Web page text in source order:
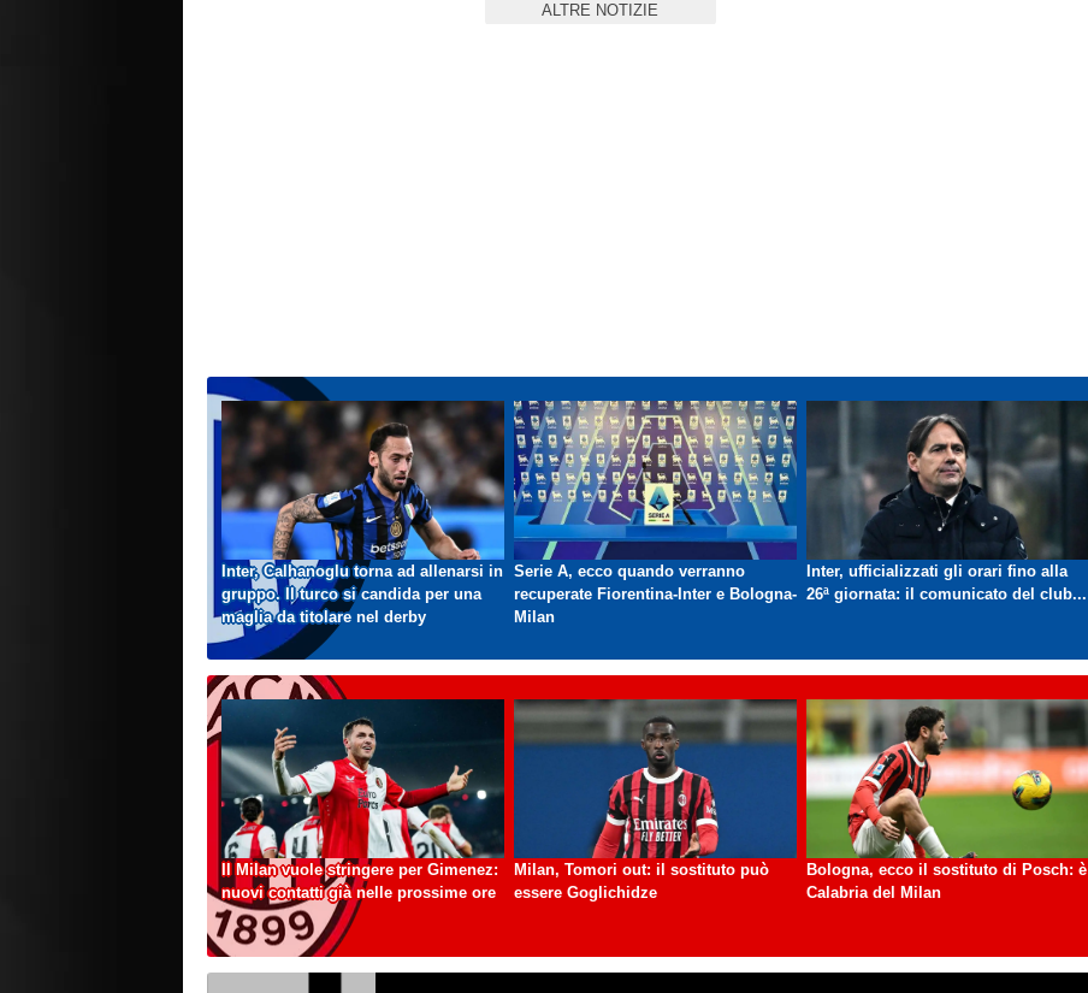
Lens non è convinto. I bianconeri avrebbero offerto 4 milioni più 3 di
ALTRE NOTIZIE
Inter, Calhanoglu torna ad allenarsi in
gruppo. Il turco si candida per una
maglia da titolare nel derby
Serie A, ecco quando verranno
recuperate Fiorentina-Inter e Bologna-
Milan
Inter, ufficializzati gli orari fino alla
26ª giornata: il comunicato del club...
Il Milan vuole stringere per Gimenez:
nuovi contatti già nelle prossime ore
Milan, Tomori out: il sostituto può
essere Goglichidze
Bologna, ecco il sostituto di Posch: è
Calabria del Milan